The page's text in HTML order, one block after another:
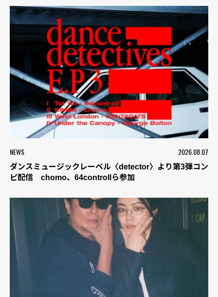
NEWS 2026.08.07
ダンスミュージックレーベル〈detector〉より第3弾コン
ピ配信 chomo、64controllら参加